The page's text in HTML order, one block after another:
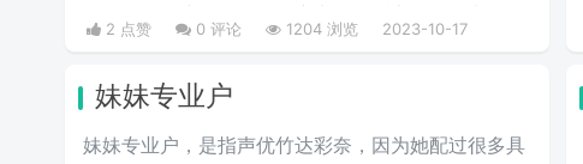
粉丝群体。这个词不存在褒义还是贬义，算是中性词
吧。
2 点赞 0 评论 1204 浏览 2023-10-17
妹妹专业户
妹妹专业户，是指声优竹达彩奈，因为她配过很多具